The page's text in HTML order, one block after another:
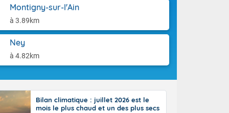
Montigny-sur-l'Ain
à 3.89km
Ney
à 4.82km
de
reste du
le rivage
virulents
et
sur le
localementBilan climatique : juillet 2026 est le
mois le plus chaud et un des plus secs